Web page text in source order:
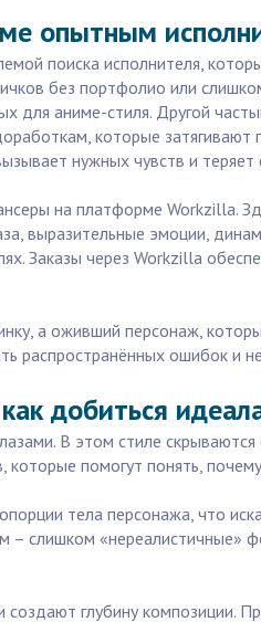
опытным
поиска исполнителя,
без портфолио или
для аниме-стиля. Другой
которые затягивают
нужных чувств и теряет
на платформе Workzilla.
выразительные эмоции,
Заказы через Workzilla
а оживший персонаж,
ошибок и
добиться
В этом стиле
помогут понять,
тела персонажа, что
«нереалистичные»
глубину композиции.